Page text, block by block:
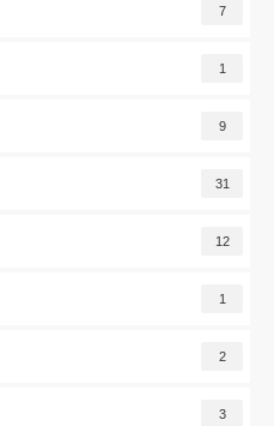
7
1
9
31
12
1
2
3